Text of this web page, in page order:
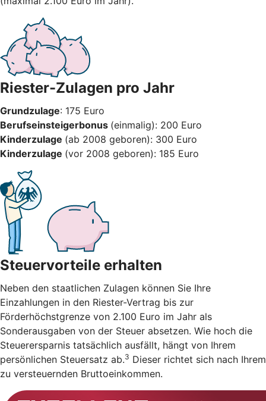
Riester-Zulagen pro Jahr
Grundzulage: 175 Euro
Berufseinsteigerbonus (einmalig): 200 Euro
Kinderzulage (ab 2008 geboren): 300 Euro
Kinderzulage (vor 2008 geboren): 185 Euro
Steuervorteile erhalten
Neben den staatlichen Zulagen können Sie Ihre
Einzahlungen in den Riester-Vertrag bis zur
Förderhöchstgrenze von 2.100 Euro im Jahr als
Sonderausgaben von der Steuer absetzen. Wie hoch die
Steuerersparnis tatsächlich ausfällt, hängt von Ihrem
persönlichen Steuersatz ab.3 Dieser richtet sich nach Ihrem
zu versteuernden Bruttoeinkommen.